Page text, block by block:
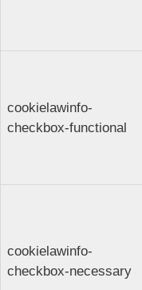
cookielawinfo-
checkbox-functional
cookielawinfo-
checkbox-necessary